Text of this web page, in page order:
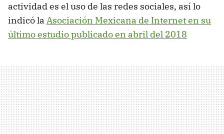
actividad es el uso de las redes sociales, así lo
indicó la Asociación Mexicana de Internet en su
último estudio publicado en abril del 2018